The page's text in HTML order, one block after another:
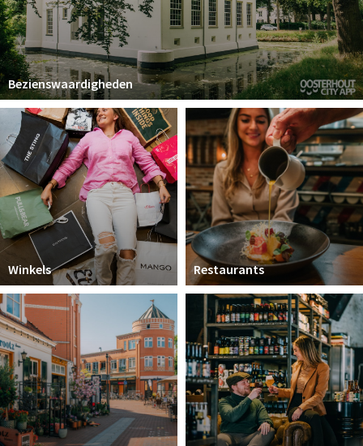
Slapen
Winkels
Winkelgebieden
Parkeren
Koopzondagen
Bezienswaardigheden
Musea, theaters & podia
Uitjes & activiteiten
Natuurgebieden
Baroniepoorten
Inloggen
Bezienswaardigheden
Winkels Restaurants